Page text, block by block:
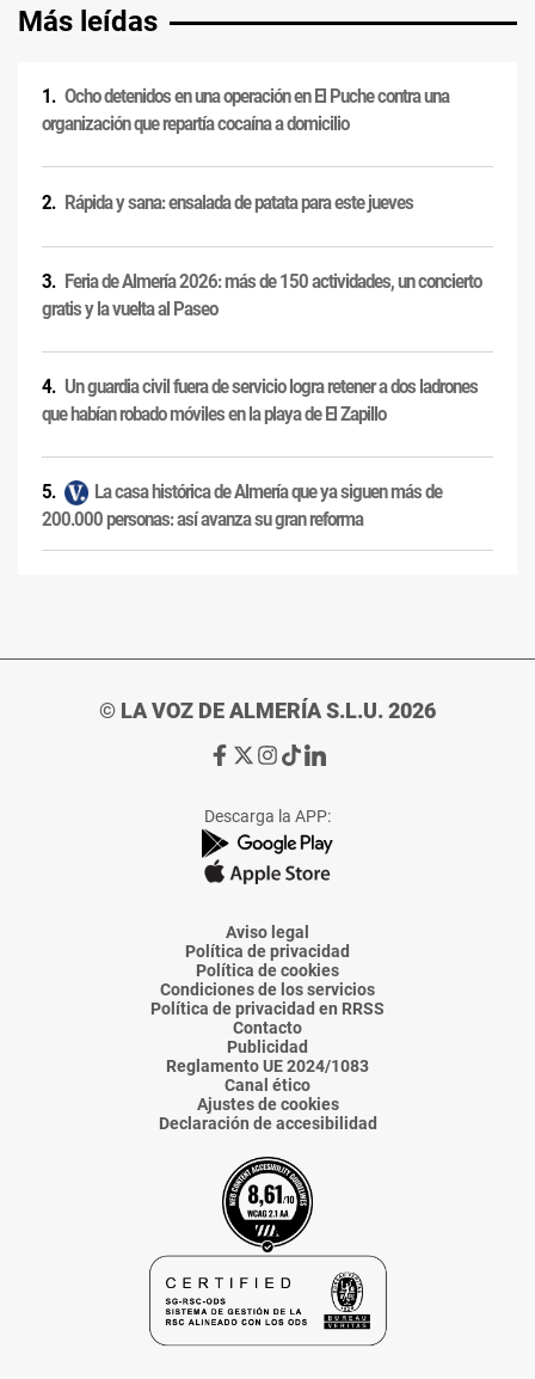
Más leídas
Ocho detenidos en una operación en El Puche contra una
organización que repartía cocaína a domicilio
Rápida y sana: ensalada de patata para este jueves
Feria de Almería 2026: más de 150 actividades, un concierto
gratis y la vuelta al Paseo
Un guardia civil fuera de servicio logra retener a dos ladrones
que habían robado móviles en la playa de El Zapillo
La casa histórica de Almería que ya siguen más de
200.000 personas: así avanza su gran reforma
© LA VOZ DE ALMERÍA S.L.U. 2026
Ir
de
La
Voz
Almería
Ir
de
La
Voz
Almería
Ir
de
La
Voz
Almería
Ir
de
La
Voz
Almería
Ir
de
La
Voz
Descarga la APP:
Aviso legal
Política de privacidad
Política de cookies
Condiciones de los servicios
Política de privacidad en RRSS
Contacto
Publicidad
Reglamento UE 2024/1083
Canal ético
Ajustes de cookies
Declaración de accesibilidad